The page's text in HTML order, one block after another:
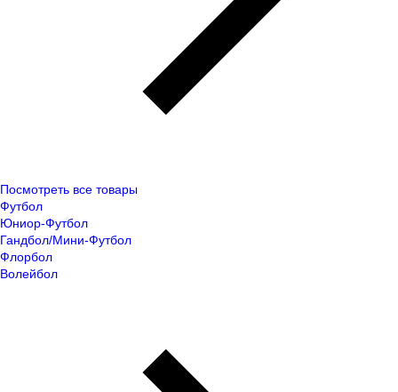
Посмотреть все товары
Футбол
Юниор-Футбол
Гандбол/Мини-Футбол
Флорбол
Волейбол